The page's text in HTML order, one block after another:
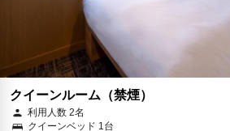
クイーンルーム（禁煙）
利用人数 2名
クイーンベッド 1台